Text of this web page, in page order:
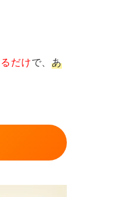
く評価
す。
だけで、あ